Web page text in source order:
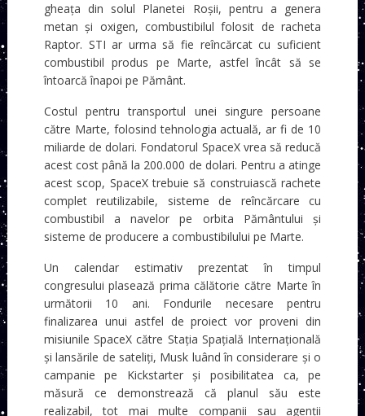
gheața din solul Planetei Roșii, pentru a genera
metan și oxigen, combustibilul folosit de racheta
Raptor. STI ar urma să fie reîncărcat cu suficient
combustibil produs pe Marte, astfel încât să se
întoarcă înapoi pe Pământ.
Costul pentru transportul unei singure persoane
către Marte, folosind tehnologia actuală, ar fi de 10
miliarde de dolari. Fondatorul SpaceX vrea să reducă
acest cost până la 200.000 de dolari. Pentru a atinge
acest scop, SpaceX trebuie să construiască rachete
complet reutilizabile, sisteme de reîncărcare cu
combustibil a navelor pe orbita Pământului și
sisteme de producere a combustibilului pe Marte.
Un calendar estimativ prezentat în timpul
congresului plasează prima călătorie către Marte în
următorii 10 ani. Fondurile necesare pentru
finalizarea unui astfel de proiect vor proveni din
misiunile SpaceX către Stația Spațială Internațională
și lansările de sateliți, Musk luând în considerare și o
campanie pe Kickstarter și posibilitatea ca, pe
măsură ce demonstrează că planul său este
realizabil, tot mai multe companii sau agenții